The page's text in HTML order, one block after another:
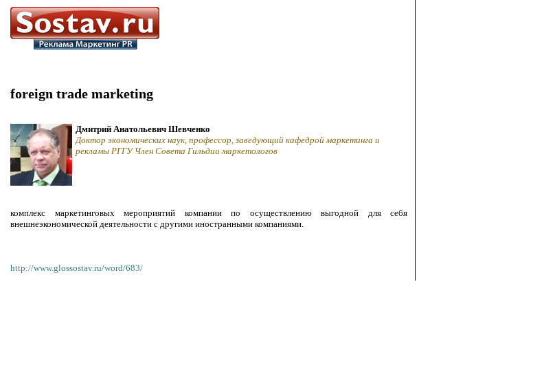
foreign trade marketing
Дмитрий Анатольевич Шевченко
Доктор экономических наук, профессор, заведующий кафедрой маркетинга и
рекламы РГГУ Член Совета Гильдии маркетологов
комплекс маркетинговых мероприятий компании по осуществлению выгодной для себя
внешнеэкономической деятельности с другими иностранными компаниями.
http://www.glossostav.ru/word/683/